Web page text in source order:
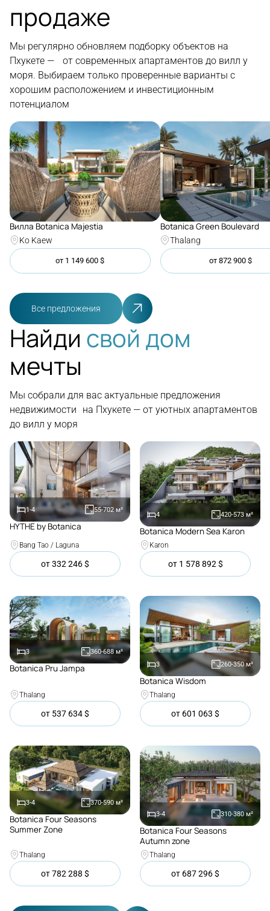
продаже
Мы регулярно обновляем подборку объектов на
Пхукете — от современных апартаментов до вилл у
моря. Выбираем только проверенные варианты с
хорошим расположением и инвестиционным
потенциалом
Вилла Botanica Majestia
Ko Kaew
от 1 149 600 $
Botanica Green Boulevard
Thalang
от 872 900 $
Все предложения
Найди свой дом
мечты
Мы собрали для вас актуальные предложения
недвижимости на Пхукете — от уютных апартаментов
до вилл у моря
1-4 55-702 м²
Покупка
HYTHE by Botanica
Bang Tao / Laguna
от332 246$
4 420-573 м²
Botanica Modern Sea Karon
Karon
от 1 578 892 $
3 360-688 м²
Botanica Pru Jampa
Thalang
от 537 634$
3 260-350 м²
Botanica Wisdom
Thalang
от 601 063 $
3-4 370-590 м²
Покупка
Botanica Four Seasons
Summer Zone
Thalang
от782 288 $
3-4 310-380 м²
Покупка
Botanica Four Seasons
Autumn zone
Thalang
от 687 296$